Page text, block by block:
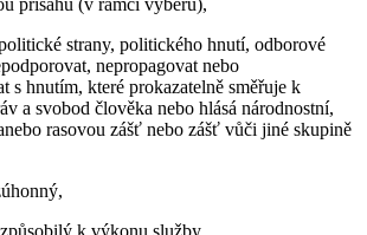
strany, politického hnutí, odborové
nepropagovat nebo
s hnutím, které prokazatelně směřuje k
a svobod člověka nebo hlásá národnostní,
rasovou zášť nebo zášť vůči jiné skupině
k výkonu služby,